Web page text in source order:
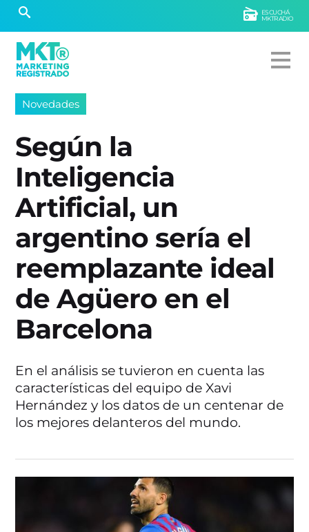
ESCUCHÁ
MKTRADIO
Novedades
Según la
Inteligencia
Artificial, un
argentino sería el
reemplazante ideal
de Agüero en el
Barcelona
En el análisis se tuvieron en cuenta las
características del equipo de Xavi
Hernández y los datos de un centenar de
los mejores delanteros del mundo.